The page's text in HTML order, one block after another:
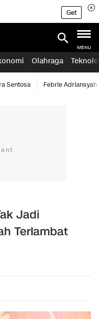
Get
MENU
Olahraga
Sentosa Febrie Adriansyah
Jadi
Terlambat